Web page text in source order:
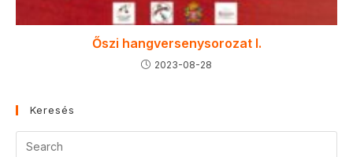
Őszi hangversenysorozat I.
2023-08-28
Keresés